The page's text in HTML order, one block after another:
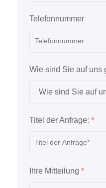
Telefonnummer
Wie sind Sie auf uns
Titel der Anfrage: *
Ihre Mitteilung *